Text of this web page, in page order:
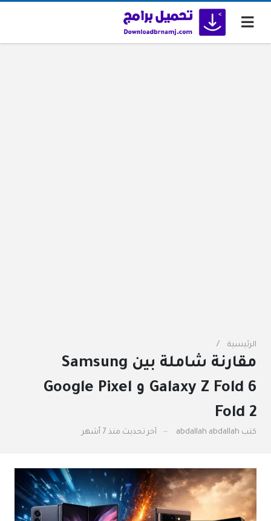
الرئيسية
مقارنة شاملة بين Samsung
Galaxy Z Fold 6 و Google Pixel
Fold 2
كتب abdallah abdallah آخر تحديث منذ 7 أشهر